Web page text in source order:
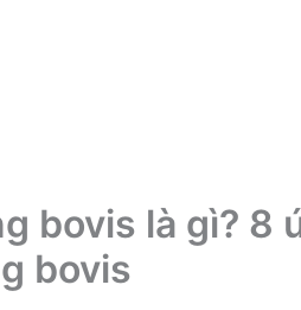
bovis là gì? 8
bovis